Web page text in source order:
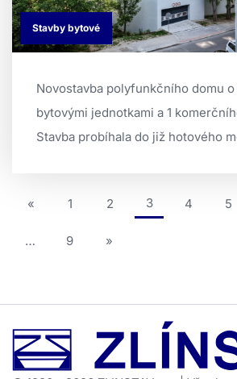
Stavby bytové
Novostavba polyfunkčního domu o
bytovými jednotkami a 1
Stavba probíhala do již hotového
« 1 2 3
(aktuální) 4 5
… 9 »